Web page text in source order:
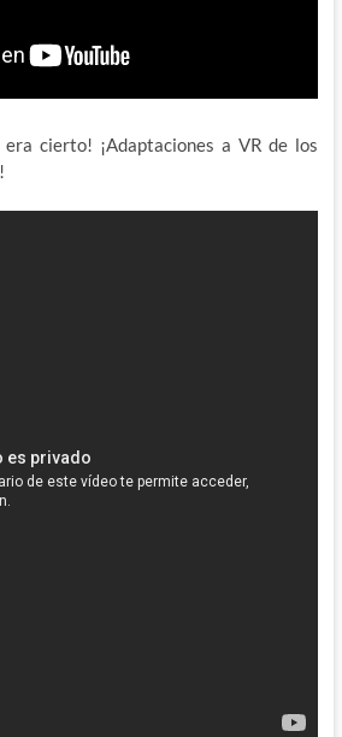
cierto! ¡Adaptaciones a VR de los